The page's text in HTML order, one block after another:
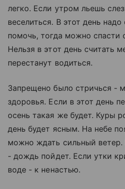
легко. Если утром льешь
веселиться. В этот день
помочь, тогда можно спасти
Нельзя в этот день считать
перестанут водиться.
Запрещено было стричься -
здоровья. Если в этот день
осень такая же будет. Куры
день будет ясным. На небе
можно ждать сильный ветер.
- дождь пойдет. Если утки
воде - к ненастью.